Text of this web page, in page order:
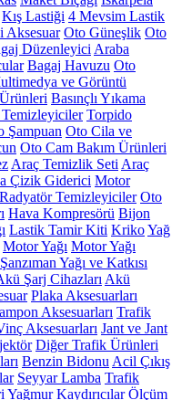
Kış Lastiği 4 Mevsim Lastik
Aksesuar Oto Güneşlik Oto
Düzenleyici Araba
Bagaj Havuzu Oto
ve Görüntü
Basınçlı Yıkama
Temizleyiciler Torpido
Şampuan Oto Cila ve
Oto Cam Bakım Ürünleri
Araç Temizlik Seti Araç
Çizik Giderici Motor
Radyatör Temizleyiciler Oto
Hava Kompresörü Bijon
Lastik Tamir Kiti KrikoYağ
Motor Yağı Motor Yağı
Şanzıman Yağı ve Katkısı
Şarj Cihazları Akü
Plaka Aksesuarları
Aksesuarları Trafik
Aksesuarları Jant ve Jant
Diğer Trafik Ürünleri
Benzin Bidonu Acil Çıkış
Seyyar Lamba Trafik
Yağmur Kaydırıcılar Ölçüm